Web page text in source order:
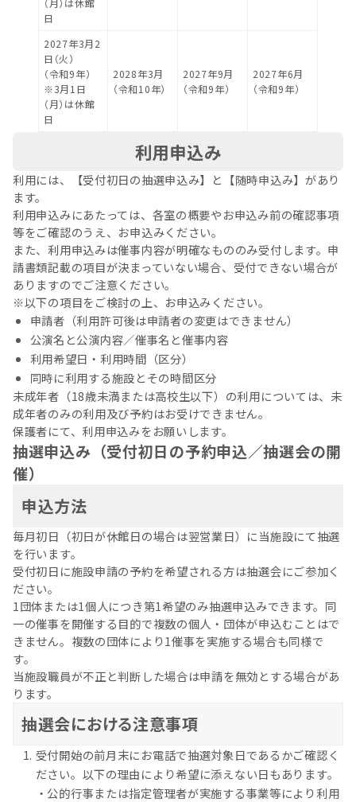
（月）は休館
日
2027年3月2
日（火）
（令和9年）
※3月1日
（月）は休館
日
2028年3月
（令和10年）
2027年9月
（令和9年）
2027年6月
（令和9年）
利用申込み
利用には、【受付初日の抽選申込み】と【随時申込み】があり
ます。
利用申込みにあたっては、各室の概要やお申込み前の確認事項
等をご確認のうえ、お申込みください。
また、利用申込みは催事内容が明確なもののみ受付します。申
請書類記載の項目が決まっていない場合、受付できない場合が
ありますのでご注意ください。
※以下の項目をご検討の上、お申込みください。
申請者（利用許可後は申請者の変更はできません）
公演名と公演内容／催事名と催事内容
利用希望日・利用時間（区分）
同時に利用する施設とその時間区分
未成年者（18歳未満または高校生以下）の利用については、未
成年者のみの利用及び予約はお受けできません。
保護者にて、利用申込みをお願いします。
抽選申込み（受付初日の予約申込／抽選会の開
催）
申込方法
毎月初日（初日が休館日の場合は翌営業日）に当施設にて抽選
を行います。
受付初日に施設申請の予約を希望される方は抽選会にご参加く
ださい。
1団体または1個人につき第1希望のみ抽選申込みできます。同
一の催事を開催する目的で複数の個人・団体が申込むことはで
きません。複数の団体により1催事を実施する場合も同様で
す。
当施設職員が不正と判断した場合は申請を無効とする場合があ
ります。
抽選会における注意事項
受付開始の前月末にお電話で抽選対象日であるかご確認く
ださい。以下の理由により希望に添えない日もあります。
・公的行事または指定管理者が実施する事業等により利用